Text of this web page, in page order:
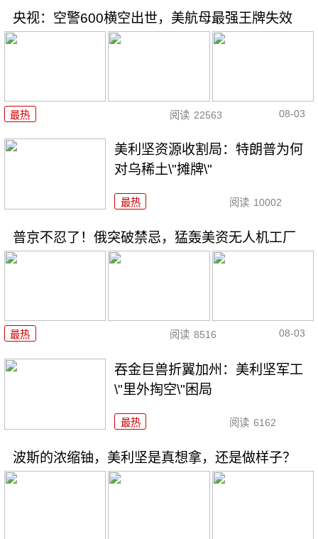
央视：空警600横空出世，美航母最强王牌失效
最热 阅读 22563 08-03
美利坚资源收割局：特朗普为何
对乌稀土\"摊牌\"
最热 阅读 10002
普京不忍了！俄突破禁忌，猛轰美资无人机工厂
最热 阅读 8516 08-03
吞金巨兽折翼加州：美利坚军工
\"里外掏空\"困局
最热 阅读 6162
波斯的浓缩铀，美利坚是真想拿，还是做样子？